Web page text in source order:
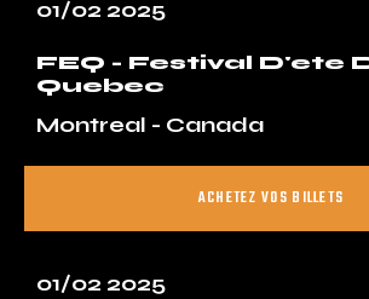
01/02 2025
FEQ - Festival D'ete
Quebec
Montreal - Canada
ACHETEZ VOS BILLETS
01/02 2025